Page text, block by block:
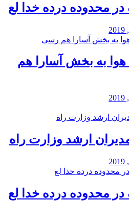
محدوده درده خدا لع
هوا به بخش آسارا هم
مدیران ارشد وزارت راه
محدوده درده خدا لع